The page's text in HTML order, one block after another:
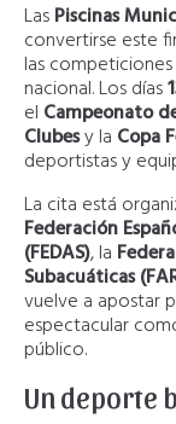
LasPiscinas
convertirse este
las
nacional. Los días
el Campeonato
Clubesy la Copa
deportistas y
La cita está
Federación
(FEDAS), la
Subacuáticas
vuelve a apostar
espectacular
público.
Un deporte